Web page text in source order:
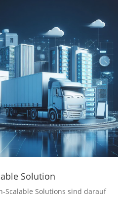
Solution
Scalable Solutions sind darauf